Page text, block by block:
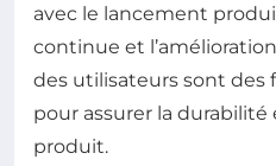
avec le lancement
continue et
des utilisateurs sont
pour assurer la
produit.